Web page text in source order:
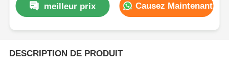
meilleur prix Causez Maintenant
DESCRIPTION DE PRODUIT